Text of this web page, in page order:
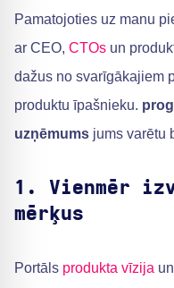
Pamatojoties uz manu
ar CEO, CTOs un
dažus no svarīgākajiem
produktu īpašnieku.
uzņēmums jums varētu
1. Vienmēr
mērķus
Portāls produkta vīzija